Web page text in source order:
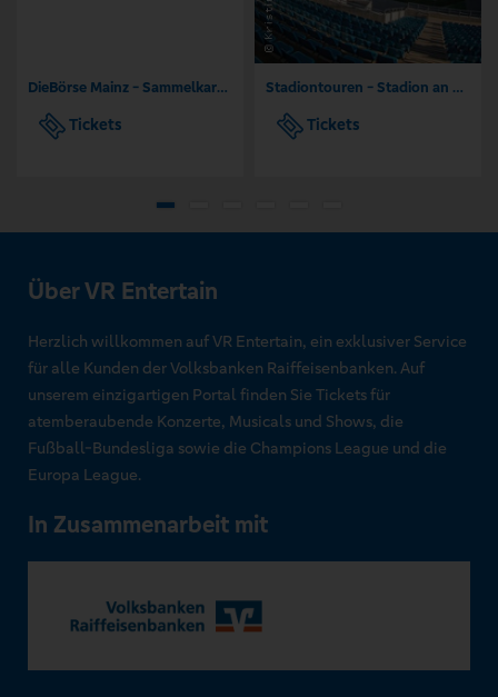
DieBörse Mainz - Sammelkarten Börse TCG
Tickets
Stadiontouren - Stadion an der Gellertstraße Chemnitz
Tickets
Über VR Entertain
Herzlich willkommen auf VR Entertain, ein exklusiver Service
für alle Kunden der Volksbanken Raiffeisenbanken. Auf
unserem einzigartigen Portal finden Sie Tickets für
atemberaubende Konzerte, Musicals und Shows, die
Fußball-Bundesliga sowie die Champions League und die
Europa League.
In Zusammenarbeit mit